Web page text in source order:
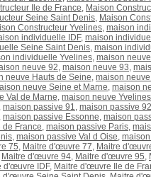
Ile de France, Maison
Seine Saint Denis, Maison
Constructeur Yvelines, maison
individuelle IDF, maison
Seine Saint Denis, maison
individuelle Yvelines, maison
neuve 92, maison neuve 93,
neuve Hauts de Seine, maison neuve
neuve Seine et Marne, maison
Val de Marne, maison neuve Yvelines
, maison passive 91, maison passive 92
, maison passive Essonne, maison
de France, maison passive Paris,
, maison passive Val d Oise,
75, Maitre d'œuvre 77, Maitre
Maitre d'œuvre 94, Maitre d'œuvre 95,
d'œuvre IDF, Maitre d'œuvre Ile de